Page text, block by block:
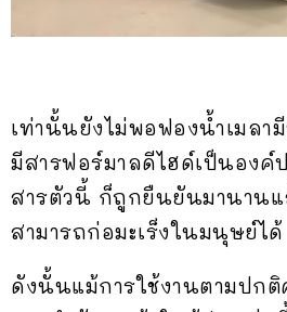
เท่านั้นยังไม่พอฟองน้ำเมล
มีสารฟอร์มาลดีไฮด์เป็นองค์
สารตัวนี้ ก็ถูกยืนยันมานานแ
สามารถก่อมะเร็งในมนุษย์ได้
ดังนั้นแม้การใช้งานตามปกติ